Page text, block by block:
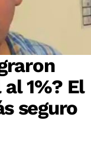
1%? El
seguro